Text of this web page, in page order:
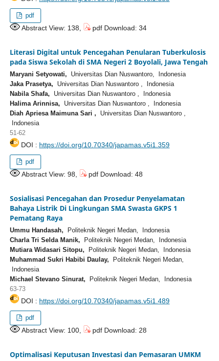
pdf
Abstract View: 138, pdf Download: 34
Literasi Digital untuk Pencegahan Penularan Tuberkulosis
pada Siswa Sekolah di SMA Negeri 2 Boyolali, Jawa Tengah
Maryani Setyowati, Universitas Dian Nuswantoro, Indonesia
Jaka Prasetya, Universitas Dian Nuswantoro , Indonesia
Nabila Shafa, Universitas Dian Nuswantoro , Indonesia
Halima Arinnisa, Universitas Dian Nuswantoro , Indonesia
Diah Apriesa Maimuna Sari , Universitas Dian Nuswantoro ,
Indonesia
51-62
DOI : https://doi.org/10.70340/japamas.v5i1.359
pdf
Abstract View: 98, pdf Download: 48
Sosialisasi Pencegahan dan Prosedur Penyelamatan
Bahaya Listrik Di Lingkungan SMA Swasta GKPS 1
Pematang Raya
Ummu Handasah, Politeknik Negeri Medan, Indonesia
Charla Tri Selda Manik, Politeknik Negeri Medan, Indonesia
Mutiara Widasari Sitopu, Politeknik Negeri Medan, Indonesia
Muhammad Sukri Habibi Daulay, Politeknik Negeri Medan,
Indonesia
Michael Stevano Sinurat, Politeknik Negeri Medan, Indonesia
63-73
DOI : https://doi.org/10.70340/japamas.v5i1.489
pdf
Abstract View: 100, pdf Download: 28
Optimalisasi Keputusan Investasi dan Pemasaran UMKM